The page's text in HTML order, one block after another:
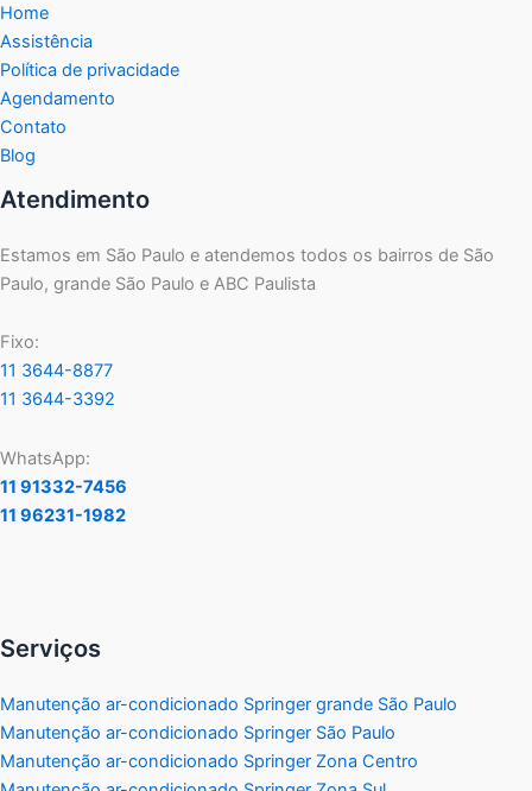
Home
Assistência
Política de privacidade
Agendamento
Contato
Blog
Atendimento
Estamos em São Paulo e atendemos todos os bairros de São
Paulo, grande São Paulo e ABC Paulista
Fixo:
11 3644-8877
11 3644-3392
WhatsApp:
11 91332-7456
11 96231-1982
Serviços
Manutenção ar-condicionado Springer grande São Paulo
Manutenção ar-condicionado Springer São Paulo
Manutenção ar-condicionado Springer Zona Centro